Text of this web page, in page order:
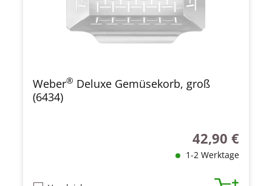
Weber® Deluxe Gemüsekorb, groß
(6434)
Regulärer Preis:
42,90 €
1-2 Werktage